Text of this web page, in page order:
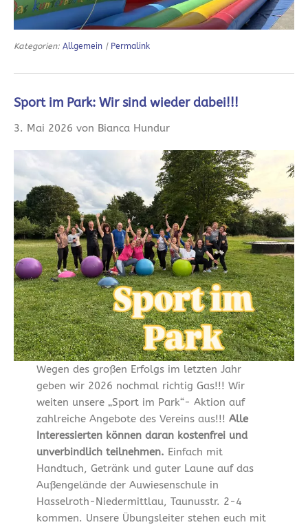
Kategorien: Allgemein | Permalink
Sport im Park: Wir sind wieder dabei!!!
3. Mai 2026 von Bianca Hundur
Wegen des großen Erfolgs im letzten Jahr
geben wir 2026 nochmal richtig Gas!!! Wir
weiten unsere „Sport im Park“- Aktion auf
zahlreiche Angebote des Vereins aus!!! Alle
Interessierten können daran kostenfrei und
unverbindlich teilnehmen. Einfach mit
Handtuch, Getränk und guter Laune auf das
Außengelände der Auwiesenschule in
Hasselroth-Niedermittlau, Taunusstr. 2-4
kommen. Unsere Übungsleiter stehen euch mit